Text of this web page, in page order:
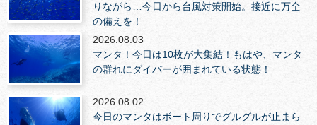
りながら…今日から台風対策開始。接近に万全
の備えを！
2026.08.03
マンタ！今日は10枚が大集結！もはや、マンタ
の群れにダイバーが囲まれている状態！
2026.08.02
今日のマンタはボート周りでグルグルが止まら